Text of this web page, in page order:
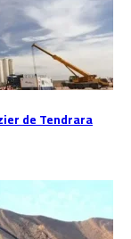
de Tendrara